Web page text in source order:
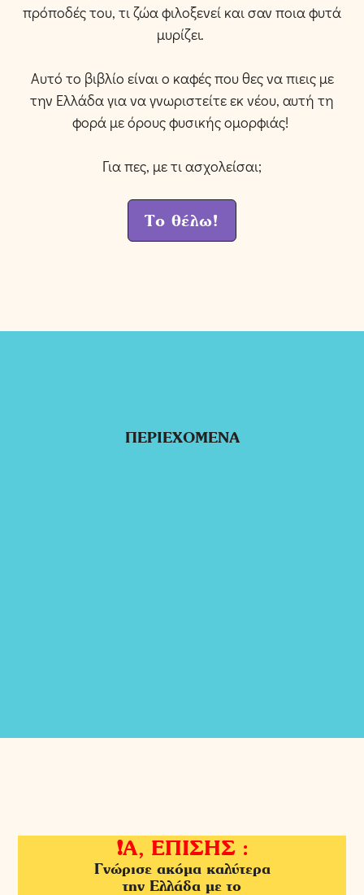
πρόποδές του, τι ζώα φιλοξενεί και σαν ποια φυτά
μυρίζει.
Αυτό το βιβλίο είναι ο καφές που θες να πιεις με
την Ελλάδα για να γνωριστείτε εκ νέου, αυτή τη
φορά με όρους φυσικής ομορφιάς!
Για πες, με τι ασχολείσαι;
Το θέλω!
ΠΕΡΙΕΧΟΜΕΝΑ
❗️Α, ΕΠΙΣΗΣ :
Γνώρισε ακόμα καλύτερα
την Ελλάδα με το